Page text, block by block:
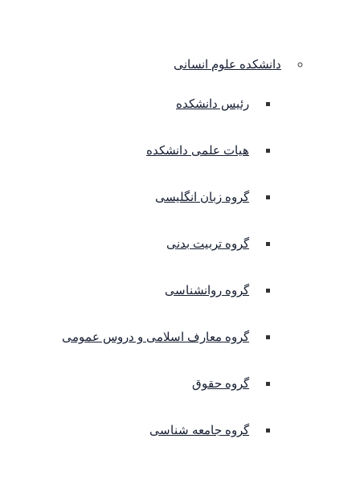
دانشکده علوم انسانی
رئیس دانشکده
هیات علمی دانشکده
گروه زبان انگلیسی
گروه تربیت بدنی
گروه روانشناسی
گروه معارف اسلامی و دروس عمومی
گروه حقوق
گروه جامعه شناسی